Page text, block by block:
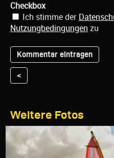
Checkbox
Ich stimme der
Nutzungbedingungen zu
<
Weitere Fotos